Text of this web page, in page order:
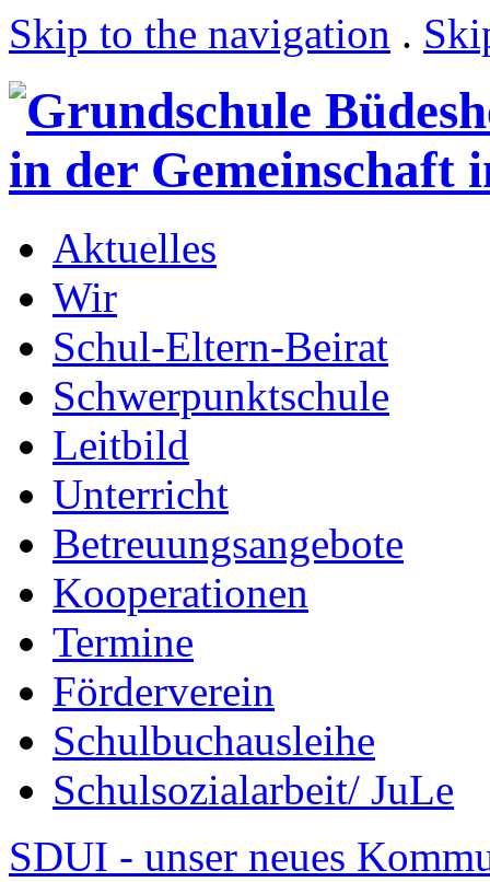
Skip to the navigation .
Aktuelles
Wir
Schul-Eltern-Beirat
Schwerpunktschule
Leitbild
Unterricht
Betreuungsangebote
Kooperationen
Termine
Förderverein
Schulbuchausleihe
Schulsozialarbeit/ JuLe
SDUI - unser neues